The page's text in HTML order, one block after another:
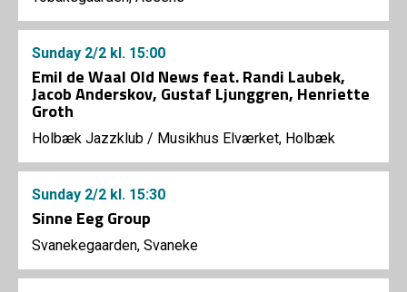
Sunday 2/2 kl. 15:00
Emil de Waal Old News feat. Randi Laubek,
Jacob Anderskov, Gustaf Ljunggren, Henriette
Groth
Holbæk Jazzklub / Musikhus Elværket, Holbæk
Sunday 2/2 kl. 15:30
Sinne Eeg Group
Svanekegaarden, Svaneke